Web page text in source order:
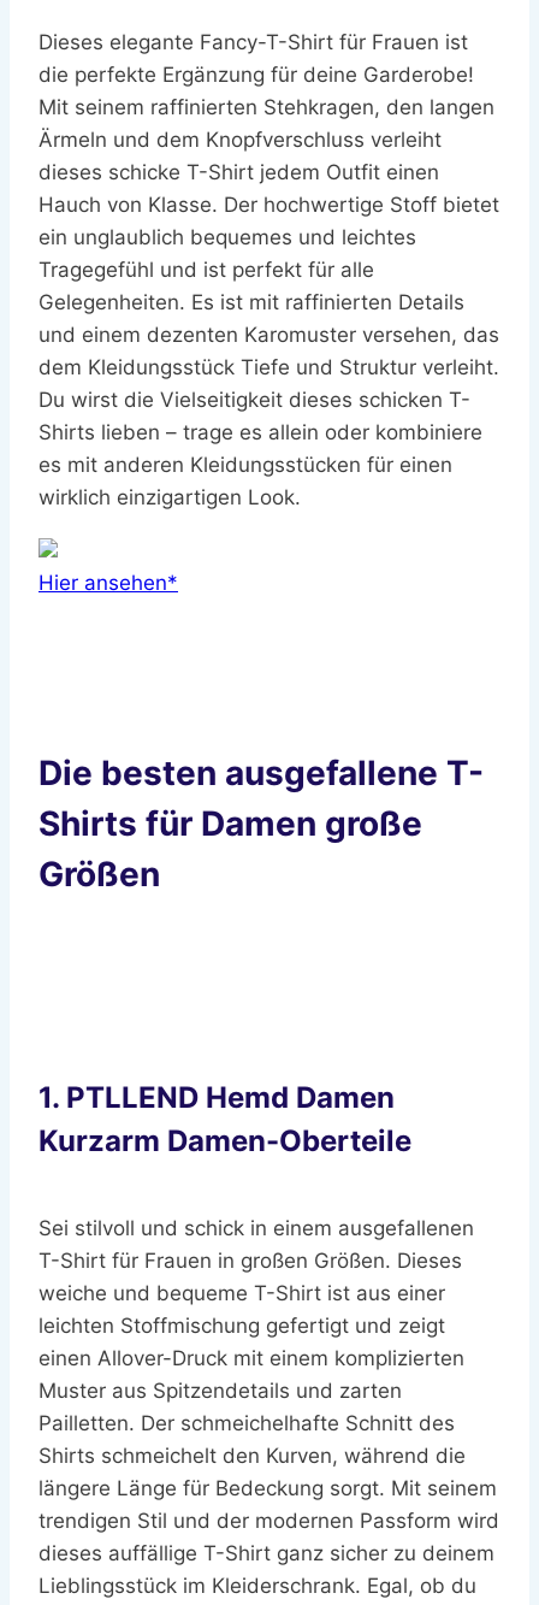
Dieses elegante Fancy-T-Shirt für Frauen ist
die perfekte Ergänzung für deine Garderobe!
Mit seinem raffinierten Stehkragen, den langen
Ärmeln und dem Knopfverschluss verleiht
dieses schicke T-Shirt jedem Outfit einen
Hauch von Klasse. Der hochwertige Stoff bietet
ein unglaublich bequemes und leichtes
Tragegefühl und ist perfekt für alle
Gelegenheiten. Es ist mit raffinierten Details
und einem dezenten Karomuster versehen, das
dem Kleidungsstück Tiefe und Struktur verleiht.
Du wirst die Vielseitigkeit dieses schicken T-
Shirts lieben – trage es allein oder kombiniere
es mit anderen Kleidungsstücken für einen
wirklich einzigartigen Look.
Hier ansehen*
Die besten ausgefallene T-
Shirts für Damen große
Größen
1. PTLLEND Hemd Damen
Kurzarm Damen-Oberteile
Sei stilvoll und schick in einem ausgefallenen
T-Shirt für Frauen in großen Größen. Dieses
weiche und bequeme T-Shirt ist aus einer
leichten Stoffmischung gefertigt und zeigt
einen Allover-Druck mit einem komplizierten
Muster aus Spitzendetails und zarten
Pailletten. Der schmeichelhafte Schnitt des
Shirts schmeichelt den Kurven, während die
längere Länge für Bedeckung sorgt. Mit seinem
trendigen Stil und der modernen Passform wird
dieses auffällige T-Shirt ganz sicher zu deinem
Lieblingsstück im Kleiderschrank. Egal, ob du